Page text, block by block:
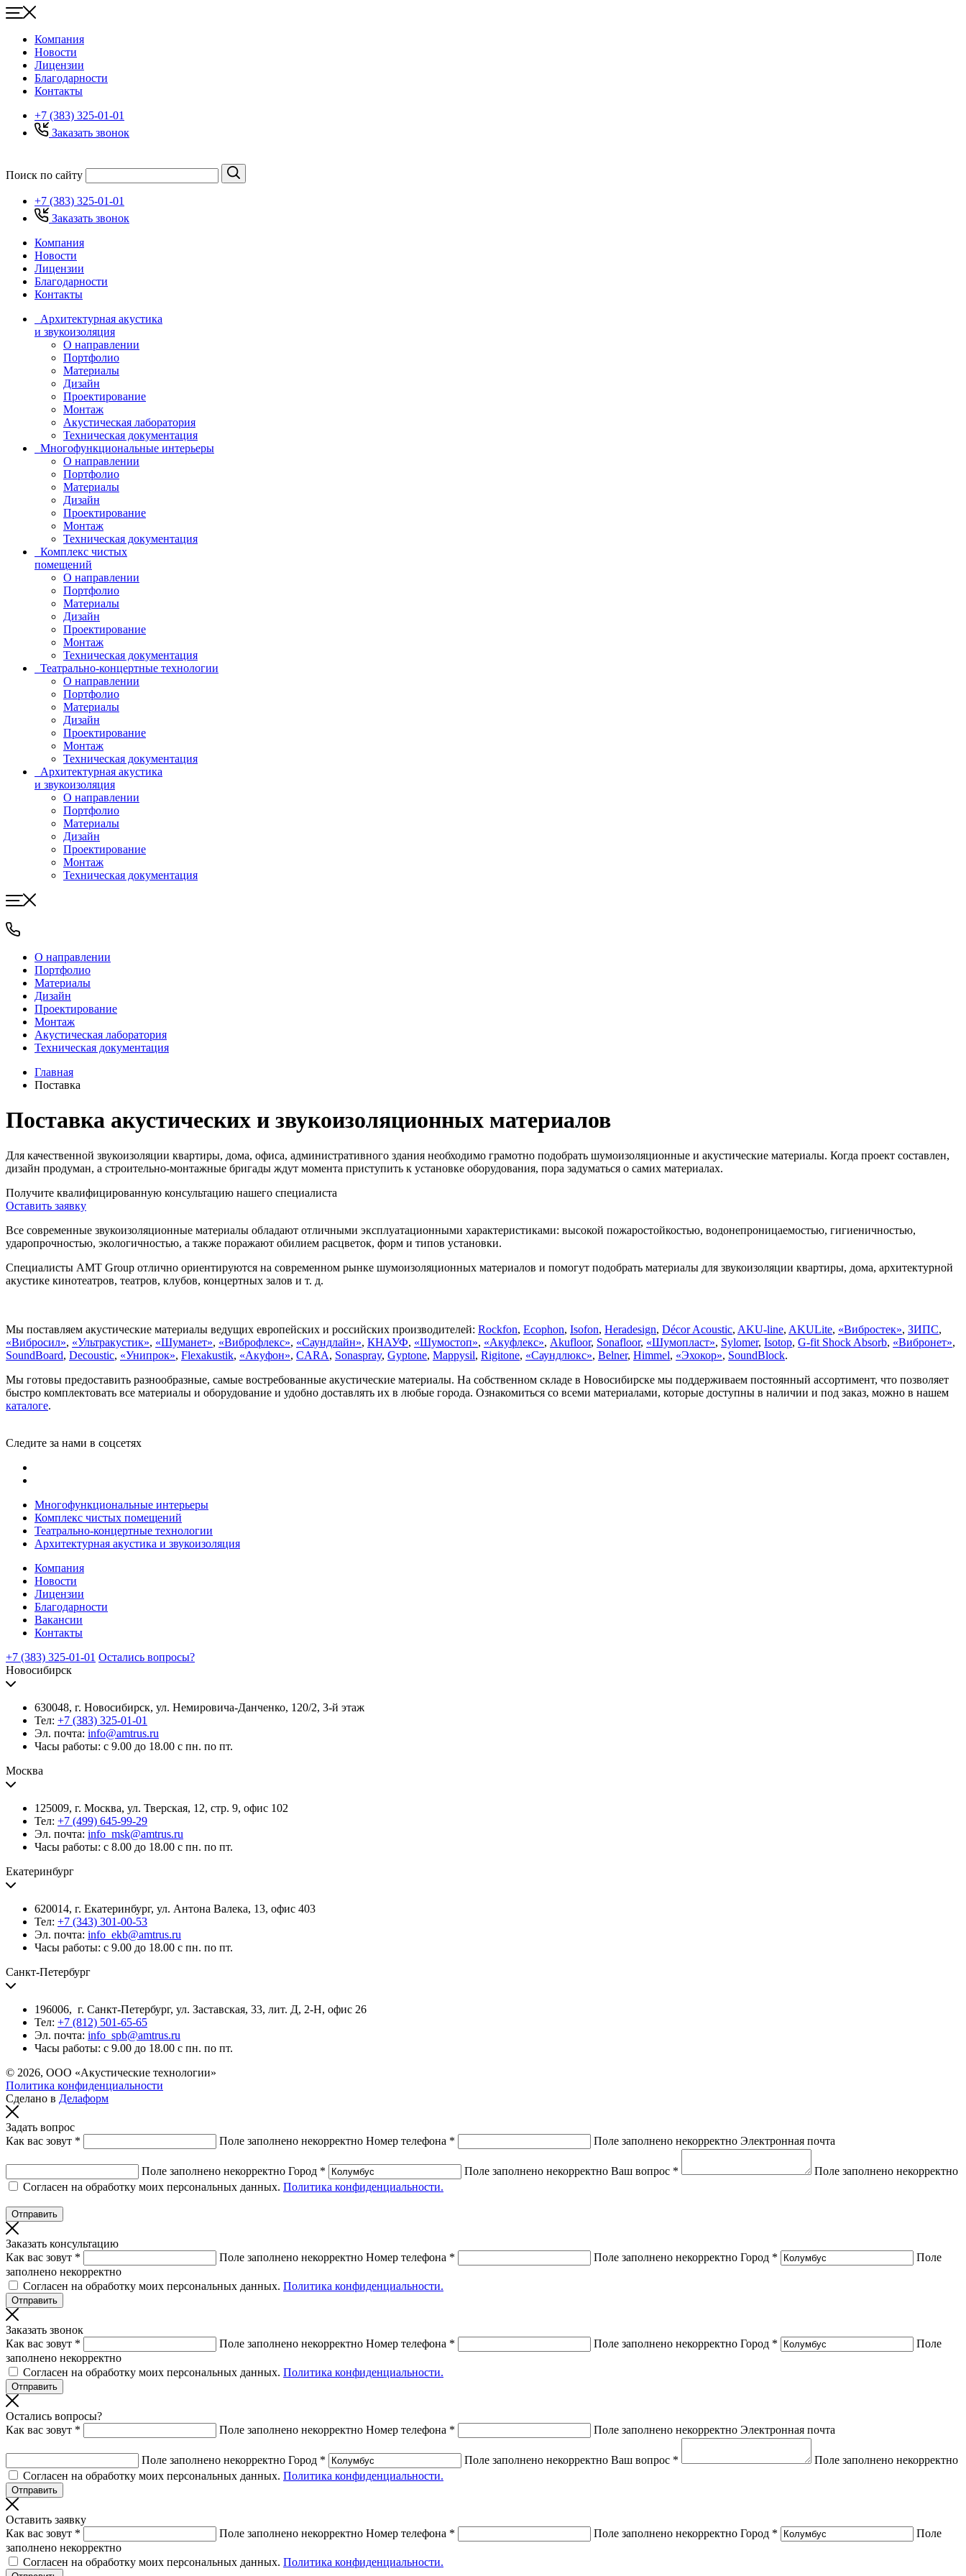
Компания
Новости
Лицензии
Благодарности
Контакты
+7 (383) 325-01-01
Заказать звонок
Поиск по сайту
+7 (383) 325-01-01
Заказать звонок
Компания
Новости
Лицензии
Благодарности
Контакты
Архитектурная акустика
и звукоизоляция
О направлении
Портфолио
Материалы
Дизайн
Проектирование
Монтаж
Акустическая лаборатория
Техническая документация
Многофункциональные интерьеры
О направлении
Портфолио
Материалы
Дизайн
Проектирование
Монтаж
Техническая документация
Комплекс чистых
помещений
О направлении
Портфолио
Материалы
Дизайн
Проектирование
Монтаж
Техническая документация
Театрально-концертные технологии
О направлении
Портфолио
Материалы
Дизайн
Проектирование
Монтаж
Техническая документация
Архитектурная акустика
и звукоизоляция
О направлении
Портфолио
Материалы
Дизайн
Проектирование
Монтаж
Техническая документация
О направлении
Портфолио
Материалы
Дизайн
Проектирование
Монтаж
Акустическая лаборатория
Техническая документация
Главная
Поставка
Поставка акустических и звукоизоляционных материалов
Для качественной звукоизоляции квартиры, дома, офиса, административного здания необходимо грамотно подобрать шумоизоляционные и акустические материалы. Когда проект составлен,
дизайн продуман, а строительно-монтажные бригады ждут момента приступить к установке оборудования, пора задуматься о самих материалах.
Получите квалифицированную консультацию нашего специалиста
Оставить заявку
Все современные звукоизоляционные материалы обладают отличными эксплуатационными характеристиками: высокой пожаростойкостью, водонепроницаемостью, гигиеничностью,
ударопрочностью, экологичностью, а также поражают обилием расцветок, форм и типов установки.
Специалисты AMT Group отлично ориентируются на современном рынке шумоизоляционных материалов и помогут подобрать материалы для звукоизоляции квартиры, дома, архитектурной
акустике кинотеатров, театров, клубов, концертных залов и т. д.
Мы поставляем акустические материалы ведущих европейских и российских производителей: Rockfon, Ecophon, Isofon, Heradesign, Décor Acoustic, AKU-line, AKULite, «Вибростек», ЗИПС,
«Вибросил», «Ультракустик», «Шуманет», «Виброфлекс», «Саундлайн», КНАУФ, «Шумостоп», «Акуфлекс», Akufloor, Sonafloor, «Шумопласт», Sylomer, Isotop, G-fit Shock Absorb, «Вибронет»,
SoundBoard, Decoustic, «Унипрок», Flexakustik, «Акуфон», CARA, Sonaspray, Gyptone, Mappysil, Rigitone, «Саундлюкс», Belner, Himmel, «Эхокор», SoundBlock.
Мы готовы предоставить разнообразные, самые востребованные акустические материалы. На собственном складе в Новосибирске мы поддерживаем постоянный ассортимент, что позволяет
быстро комплектовать все материалы и оборудование и удобно доставлять их в любые города. Ознакомиться со всеми материалами, которые доступны в наличии и под заказ, можно в нашем
каталоге.
Следите за нами в соцсетях
Многофункциональные интерьеры
Комплекс чистых помещений
Театрально-концертные технологии
Архитектурная акустика и звукоизоляция
Компания
Новости
Лицензии
Благодарности
Вакансии
Контакты
+7 (383) 325-01-01 Остались вопросы?
Новосибирск
630048, г. Новосибирск, ул. Немировича-Данченко, 120/2, 3-й этаж
Тел: +7 (383) 325-01-01
Эл. почта: info@amtrus.ru
Часы работы: с 9.00 до 18.00 с пн. по пт.
Москва
125009, г. Москва, ул. Тверская, 12, стр. 9, офис 102
Тел: +7 (499) 645-99-29
Эл. почта: info_msk@amtrus.ru
Часы работы: с 8.00 до 18.00 с пн. по пт.
Екатеринбург
620014, г. Екатеринбург, ул. Антона Валека, 13, офис 403
Тел: +7 (343) 301-00-53
Эл. почта: info_ekb@amtrus.ru
Часы работы: с 9.00 до 18.00 с пн. по пт.
Санкт-Петербург
196006, г. Санкт-Петербург, ул. Заставская, 33, лит. Д, 2-Н, офис 26
Тел: +7 (812) 501-65-65
Эл. почта: info_spb@amtrus.ru
Часы работы: с 9.00 до 18.00 с пн. по пт.
© 2026, ООО «Акустические технологии»
Политика конфиденциальности
Сделано в Делаформ
Задать вопрос
Как вас зовут *
Поле заполнено некорректно Номер телефона * Поле заполнено некорректно Электронная почта
Поле заполнено некорректно Город * Поле заполнено некорректно Ваш вопрос *
Поле заполнено некорректно
Согласен на обработку моих персональных данных. Политика конфиденциальности.
Заказать консультацию
Как вас зовут *
Поле заполнено некорректно Номер телефона * Поле заполнено некорректно Город *
Поле
заполнено некорректно
Согласен на обработку моих персональных данных. Политика конфиденциальности.
Заказать звонок
Как вас зовут *
Поле заполнено некорректно Номер телефона * Поле заполнено некорректно Город *
Поле
заполнено некорректно
Согласен на обработку моих персональных данных. Политика конфиденциальности.
Остались вопросы?
Как вас зовут *
Поле заполнено некорректно Номер телефона * Поле заполнено некорректно Электронная почта
Поле заполнено некорректно Город * Поле заполнено некорректно Ваш вопрос *
Поле заполнено некорректно
Согласен на обработку моих персональных данных. Политика конфиденциальности.
Оставить заявку
Как вас зовут *
Поле заполнено некорректно Номер телефона * Поле заполнено некорректно Город *
Поле
заполнено некорректно
Согласен на обработку моих персональных данных. Политика конфиденциальности.